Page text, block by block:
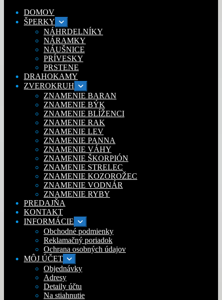
DOMOV
ŠPERKY Rozbaliť
podradené
menu
NÁHRDELNÍKY
NÁRAMKY
NÁUŠNICE
PRÍVESKY
PRSTENE
DRAHOKAMY
ZVEROKRUH Rozbaliť
podradené
menu
ZNAMENIE BARAN
ZNAMENIE BÝK
ZNAMENIE BLÍŽENCI
ZNAMENIE RAK
ZNAMENIE LEV
ZNAMENIE PANNA
ZNAMENIE VÁHY
ZNAMENIE ŠKORPIÓN
ZNAMENIE STRELEC
ZNAMENIE KOZOROŽEC
ZNAMENIE VODNÁR
ZNAMENIE RYBY
PREDAJŇA
KONTAKT
INFORMÁCIE Rozbaliť
podradené
menu
Obchodné podmienky
Reklamačný poriadok
Ochrana osobných údajov
MÔJ ÚČET Rozbaliť
podradené
menu
Objednávky
Adresy
Detaily účtu
Na stiahnutie